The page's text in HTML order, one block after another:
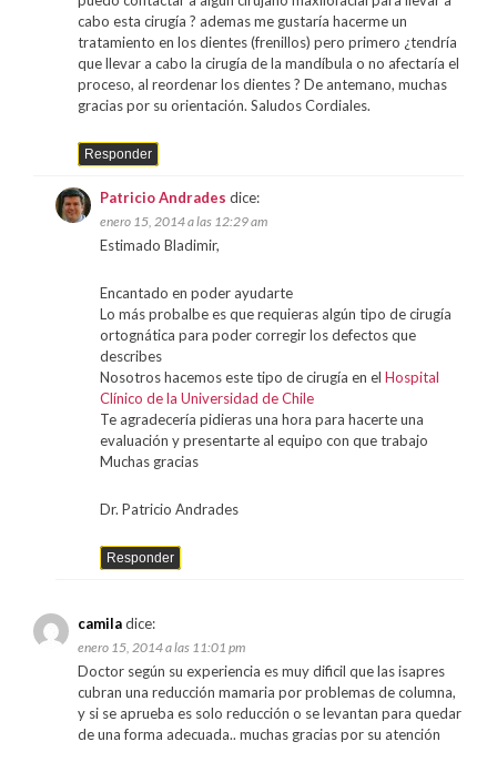
cabo esta cirugía ? ademas me gustaría hacerme un
tratamiento en los dientes (frenillos) pero primero ¿tendría
que llevar a cabo la cirugía de la mandíbula o no afectaría el
proceso, al reordenar los dientes ? De antemano, muchas
gracias por su orientación. Saludos Cordiales.
Responder
Patricio Andrades dice:
enero 15, 2014 a las 12:29 am
Estimado Bladimir,
Encantado en poder ayudarte
Lo más probalbe es que requieras algún tipo de cirugía
ortognática para poder corregir los defectos que
describes
Nosotros hacemos este tipo de cirugía en el Hospital
Clínico de la Universidad de Chile
Te agradecería pidieras una hora para hacerte una
evaluación y presentarte al equipo con que trabajo
Muchas gracias
Dr. Patricio Andrades
Responder
camiladice:
enero 15, 2014 a las 11:01 pm
Doctor según su experiencia es muy dificil que las isapres
cubran una reducción mamaria por problemas de columna,
y si se aprueba es solo reducción o se levantan para quedar
de una forma adecuada.. muchas gracias por su atención